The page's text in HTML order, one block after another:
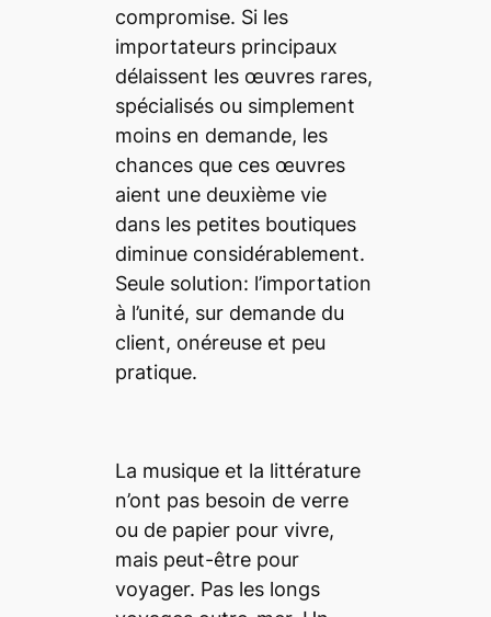
compromise. Si les
importateurs principaux
délaissent les œuvres rares,
spécialisés ou simplement
moins en demande, les
chances que ces œuvres
aient une deuxième vie
dans les petites boutiques
diminue considérablement.
Seule solution: l’importation
à l’unité, sur demande du
client, onéreuse et peu
pratique.
La musique et la littérature
n’ont pas besoin de verre
ou de papier pour vivre,
mais peut-être pour
voyager. Pas les longs